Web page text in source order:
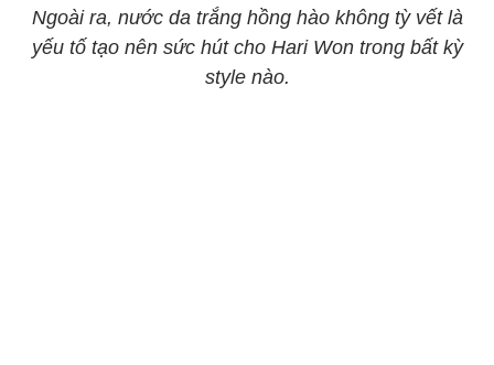
Ngoài ra, nước da trắng hồng hào không tỳ vết là
yếu tố tạo nên sức hút cho Hari Won trong bất kỳ
style nào.